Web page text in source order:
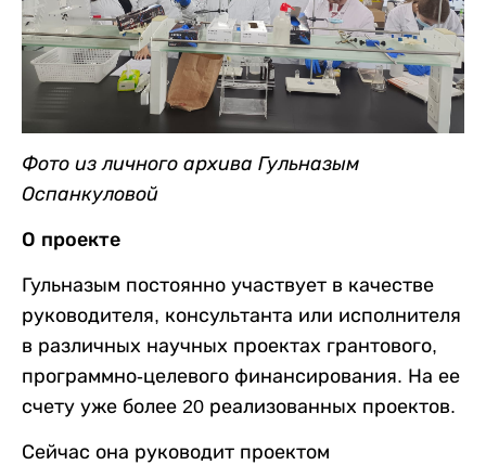
Фото из личного архива Гульназым
Оспанкуловой
О проекте
Гульназым постоянно участвует в качестве
руководителя, консультанта или исполнителя
в различных научных проектах грантового,
программно-целевого финансирования. На ее
счету уже более 20 реализованных проектов.
Сейчас она руководит проектом